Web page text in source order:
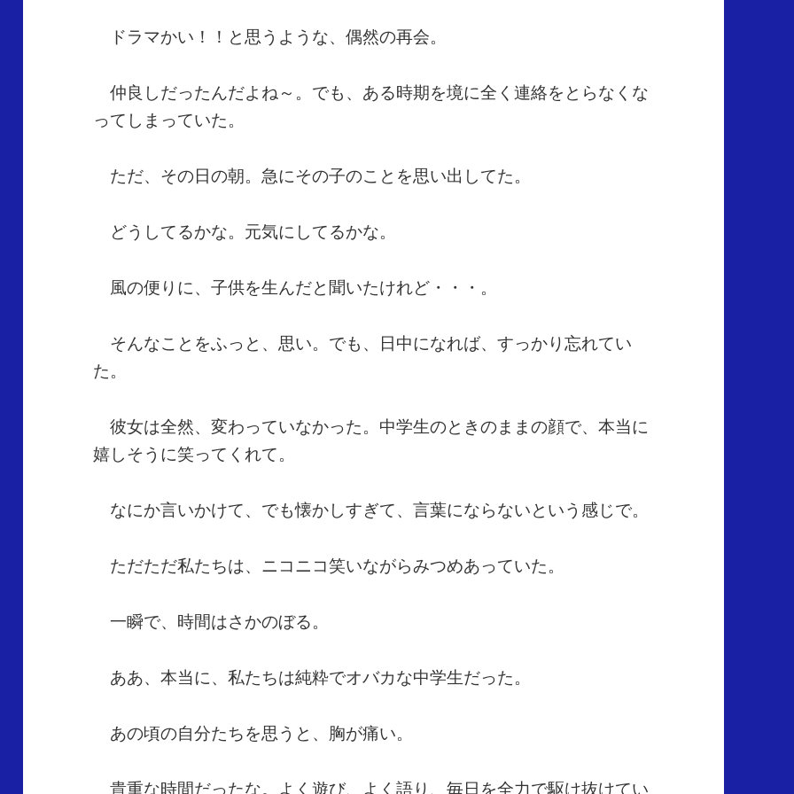
ドラマかい！！と思うような、偶然の再会。
仲良しだったんだよね～。でも、ある時期を境に全く連絡をとらなくな
ってしまっていた。
ただ、その日の朝。急にその子のことを思い出してた。
どうしてるかな。元気にしてるかな。
風の便りに、子供を生んだと聞いたけれど・・・。
そんなことをふっと、思い。でも、日中になれば、すっかり忘れてい
た。
彼女は全然、変わっていなかった。中学生のときのままの顔で、本当に
嬉しそうに笑ってくれて。
なにか言いかけて、でも懐かしすぎて、言葉にならないという感じで。
ただただ私たちは、ニコニコ笑いながらみつめあっていた。
一瞬で、時間はさかのぼる。
ああ、本当に、私たちは純粋でオバカな中学生だった。
あの頃の自分たちを思うと、胸が痛い。
貴重な時間だったな。よく遊び、よく語り、毎日を全力で駆け抜けてい